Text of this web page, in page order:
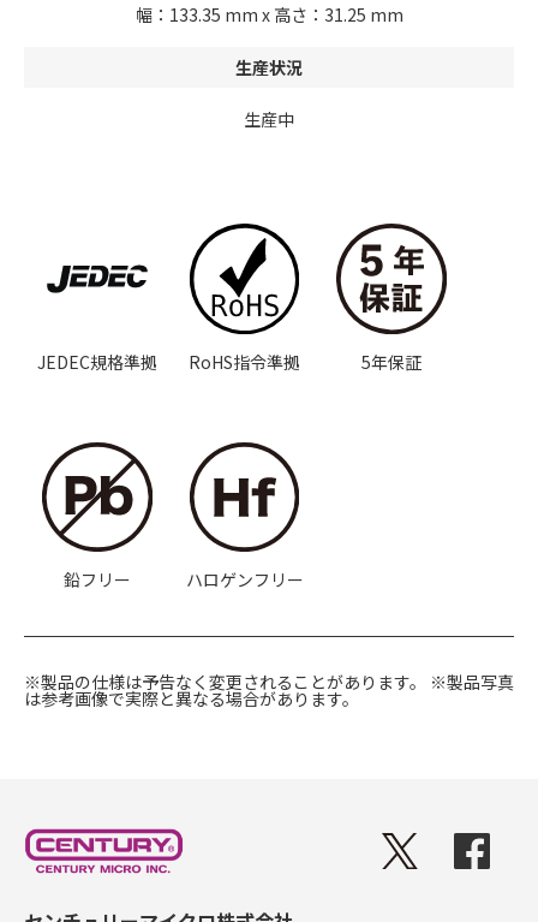
幅：133.35 mm x 高さ：31.25 mm
生産状況
生産中
JEDEC規格準拠 RoHS指令準拠 5年保証
鉛フリー ハロゲンフリー
※製品の仕様は予告なく変更されることがあります。 ※製品写真
は参考画像で実際と異なる場合があります。